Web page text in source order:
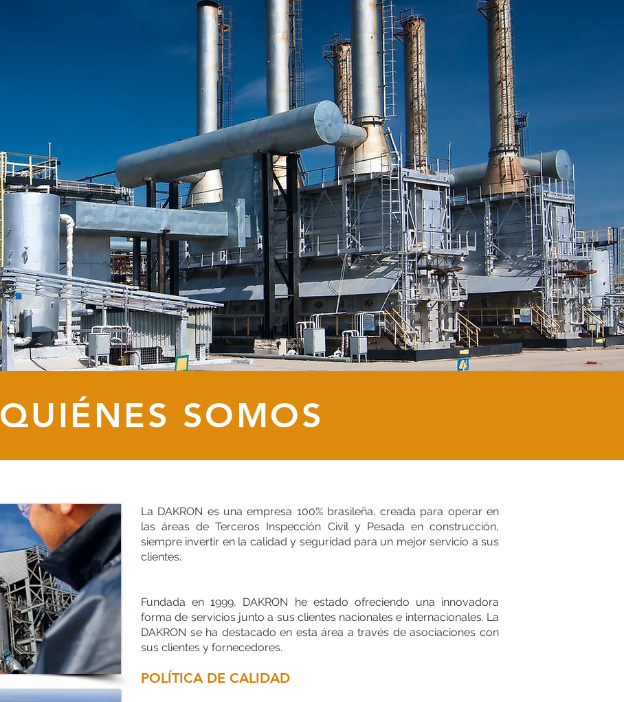
QUIÉNES SOMOS
La DAKRON es una empresa 100% brasileña, creada para operar en
las áreas de Terceros Inspección Civil y Pesada en construcción,
siempre invertir en la calidad y seguridad para un mejor servicio a sus
clientes.
Fundada en 1999, DAKRON he estado ofreciendo una innovadora
forma de servicios junto a sus clientes nacionales e internacionales. La
DAKRON se ha destacado en esta área a través de asociaciones con
sus clientes y fornecedores.
POLÍTICA DE CALIDAD